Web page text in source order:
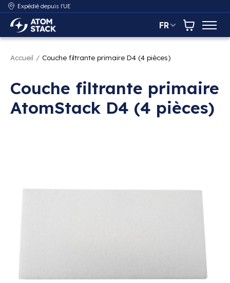
Expédié depuis l'UE
AtomStack Europe FR Panier
Accueil / Couche filtrante primaire D4 (4 pièces)
Couche filtrante primaire
AtomStack D4 (4 pièces)